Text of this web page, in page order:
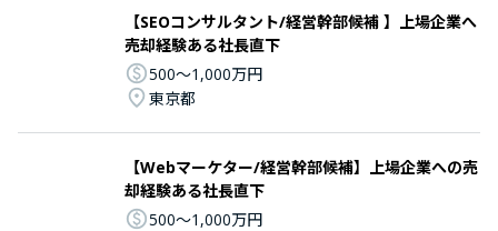
【SEOコンサルタント/経営幹部候補 】上場企業へ
売却経験ある社長直下
500〜1,000万円
東京都
【Webマーケター/経営幹部候補】上場企業への売
却経験ある社長直下
500〜1,000万円